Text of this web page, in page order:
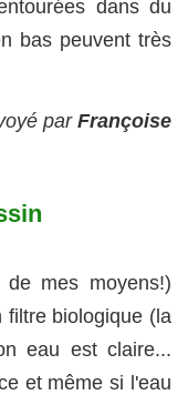
dans du
bas peuvent très
parFrançoise
mes moyens!)
filtre biologique (la
eau est claire...
et même si l'eau